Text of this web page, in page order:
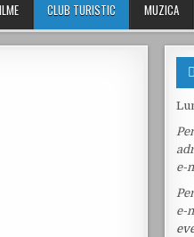
CLUB TURISTIC MUZICA
e-
e-